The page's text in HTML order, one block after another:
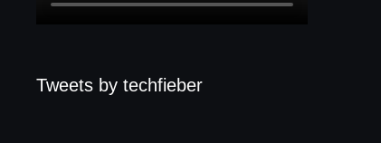
Tweets by techfieber